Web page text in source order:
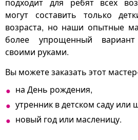
могут составить только
возраста, но наши опытные
более упрощенный
своими руками.
Вы можете заказать этот
на День рождения,
утренник в детском саду или
новый год или масленицу.